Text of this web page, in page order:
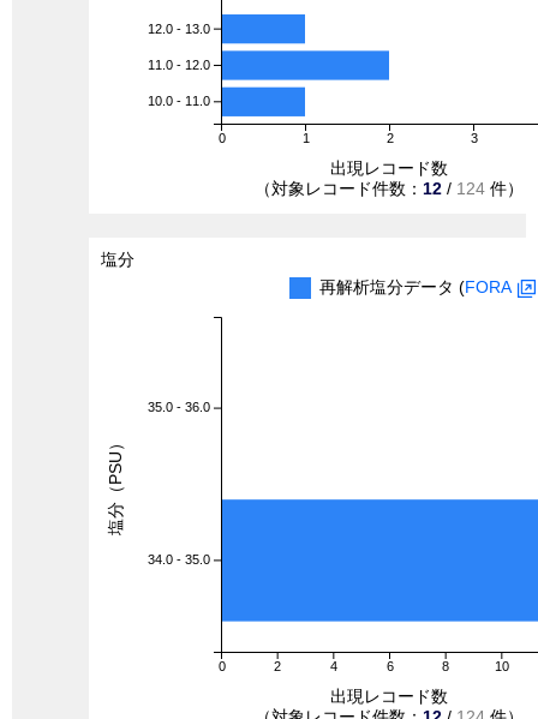
0 1 2 3
12.0 - 13.0
11.0 - 12.0
10.0 - 11.0
出現レコード数
（対象レコード件数： 12 / 124 件）
塩分
再解析塩分データ (FORA
0 2 4 6 8 10
35.0 - 36.0
34.0 - 35.0
出現レコード数
塩分（PSU）